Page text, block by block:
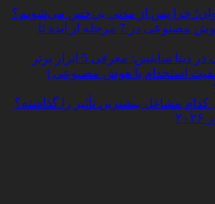
روان؛ چرا پس از مدتی بی‌حس می‌شویم؟
ساخت چت‌ بات با هوش مصنوعی در 7 مرحله از ایده تا
ساینس: معرفی 5 ابزار برتر
استخدام با هوش مصنوعی |
مشاغل بیشترین تأثیر را گذاشته؟